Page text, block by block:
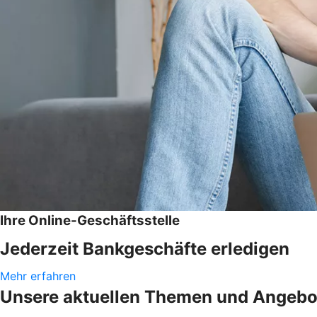
Ihre Online-Geschäftsstelle
Jederzeit Bankgeschäfte erledigen
Mehr erfahren
Unsere aktuellen Themen und